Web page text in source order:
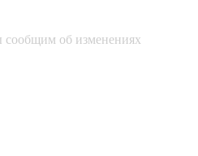
об изменениях